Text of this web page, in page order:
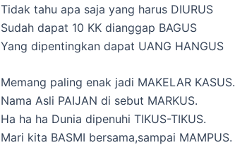
Tidak tahu apa saja yang harus DIURUS
Sudah dapat 10 KK dianggap BAGUS
Yang dipentingkan dapat UANG HANGUS
Memang paling enak jadi MAKELAR KASUS.
Nama Asli PAIJAN di sebut MARKUS.
Ha ha ha Dunia dipenuhi TIKUS-TIKUS.
Mari kita BASMI bersama,sampai MAMPUS.